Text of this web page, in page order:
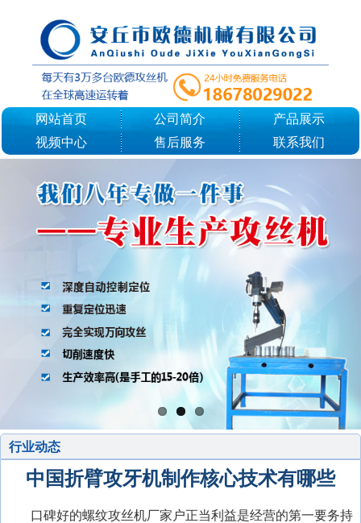
网站首页 公司简介
产品展示
视频中心
售后服务 联系我们
行业动态
中国折臂攻牙机制作核心技术有哪些
口碑好的螺纹攻丝机厂家户正当利益是经营的第一要务持